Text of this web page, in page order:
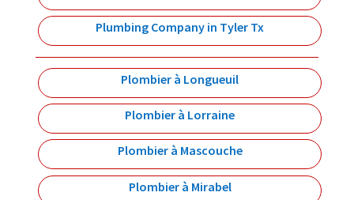
Plumbing Company in Tyler Tx
Plombier à Longueuil
Plombier à Lorraine
Plombier à Mascouche
Plombier à Mirabel